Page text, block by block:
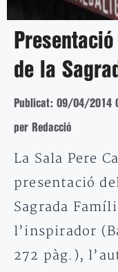
de la
Publicat: 09/04/2014
per Redacció
La Sala Pere
presentació
Sagrada
l’inspirador
272 pàg.),